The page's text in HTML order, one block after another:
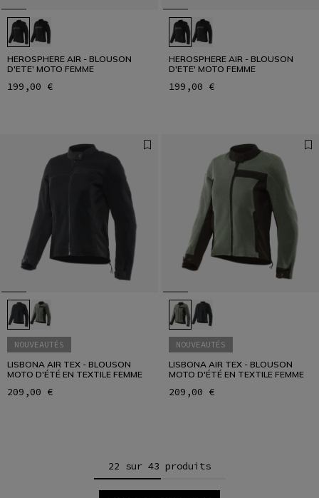
HEROSPHERE AIR - BLOUSON
D'ETE' MOTO FEMME
199,00 €
HEROSPHERE AIR - BLOUSON
D'ETE' MOTO FEMME
199,00 €
NOUVEAUTÉS
LISBONA AIR TEX - BLOUSON
MOTO D'ÉTÉ EN TEXTILE FEMME
209,00 €
NOUVEAUTÉS
LISBONA AIR TEX - BLOUSON
MOTO D'ÉTÉ EN TEXTILE FEMME
209,00 €
22 sur 43 produits